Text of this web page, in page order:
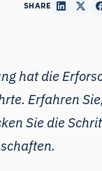
SHARE
hat die
Erfahren
Sie die